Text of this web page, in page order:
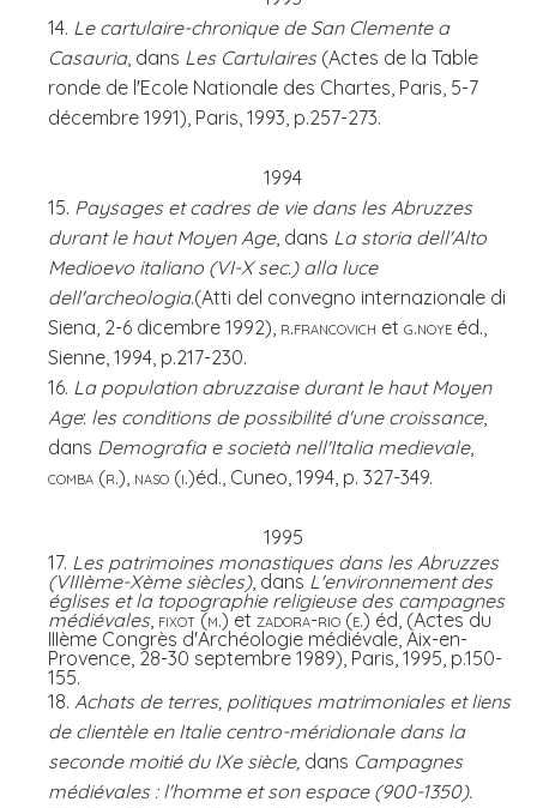
14. Le cartulaire-chronique de San Clemente a
Casauria, dans Les Cartulaires (Actes de la Table
ronde de l'Ecole Nationale des Chartes, Paris, 5-7
décembre 1991), Paris, 1993, p.257-273.
1994
15. Paysages et cadres de vie dans les Abruzzes
durant le haut Moyen Age, dans La storia dell'Alto
Medioevo italiano (VI-X sec.) alla luce
dell'archeologia.(Atti del convegno internazionale di
Siena, 2-6 dicembre 1992), r.francovich et g.noye éd.,
Sienne, 1994, p.217-230.
16. La population abruzzaise durant le haut Moyen
Age: les conditions de possibilité d'une croissance,
dans Demografia e società nell'Italia medievale,
comba (r.), naso (i.)éd., Cuneo, 1994, p. 327-349.
1995
17. Les patrimoines monastiques dans les Abruzzes
(VIIIème-Xème siècles), dans L'environnement des
églises et la topographie religieuse des campagnes
médiévales, fixot (m.) et zadora-rio (e.) éd, (Actes du
IIIème Congrès d'Archéologie médiévale, Aix-en-
Provence, 28-30 septembre 1989), Paris, 1995, p.150-
155.
18. Achats de terres, politiques matrimoniales et liens
de clientèle en Italie centro-méridionale dans la
seconde moitié du IXe siècle, dans Campagnes
médiévales : l'homme et son espace (900-1350).